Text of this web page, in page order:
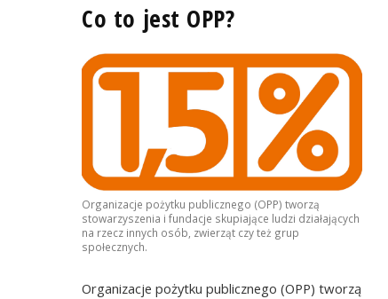
Co to jest OPP?
Organizacje pożytku publicznego (OPP) tworzą
stowarzyszenia i fundacje skupiające ludzi działających
na rzecz innych osób, zwierząt czy też grup
społecznych.
Organizacje pożytku publicznego (OPP) tworzą